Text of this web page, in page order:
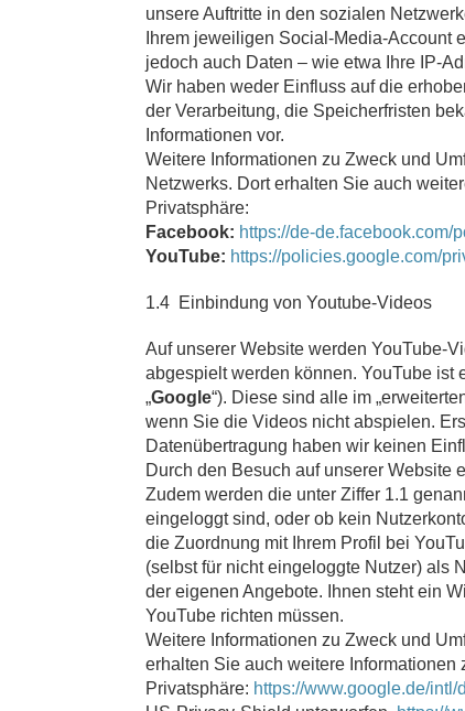
unsere Auftritte in den sozialen
Ihrem jeweiligen Social-Media-Account
jedoch auch Daten – wie etwa Ihre IP-
Wir haben weder Einfluss auf die
der Verarbeitung, die Speicherfristen
Informationen vor.
Weitere Informationen zu Zweck und
Netzwerks. Dort erhalten Sie auch
Privatsphäre:
Facebook: https://de-de.facebook.com/
YouTube: https://policies.google.com/
1.4 Einbindung von Youtube-Videos
Auf unserer Website werden YouTube-
abgespielt werden können. YouTube ist
„Google“). Diese sind alle im
wenn Sie die Videos nicht abspielen.
Datenübertragung haben wir keinen
Durch den Besuch auf unserer Website
Zudem werden die unter Ziffer 1.1
eingeloggt sind, oder ob kein
die Zuordnung mit Ihrem Profil bei
(selbst für nicht eingeloggte Nutzer) als
der eigenen Angebote. Ihnen steht ein
YouTube richten müssen.
Weitere Informationen zu Zweck und
erhalten Sie auch weitere
Privatsphäre: https://www.google.de/